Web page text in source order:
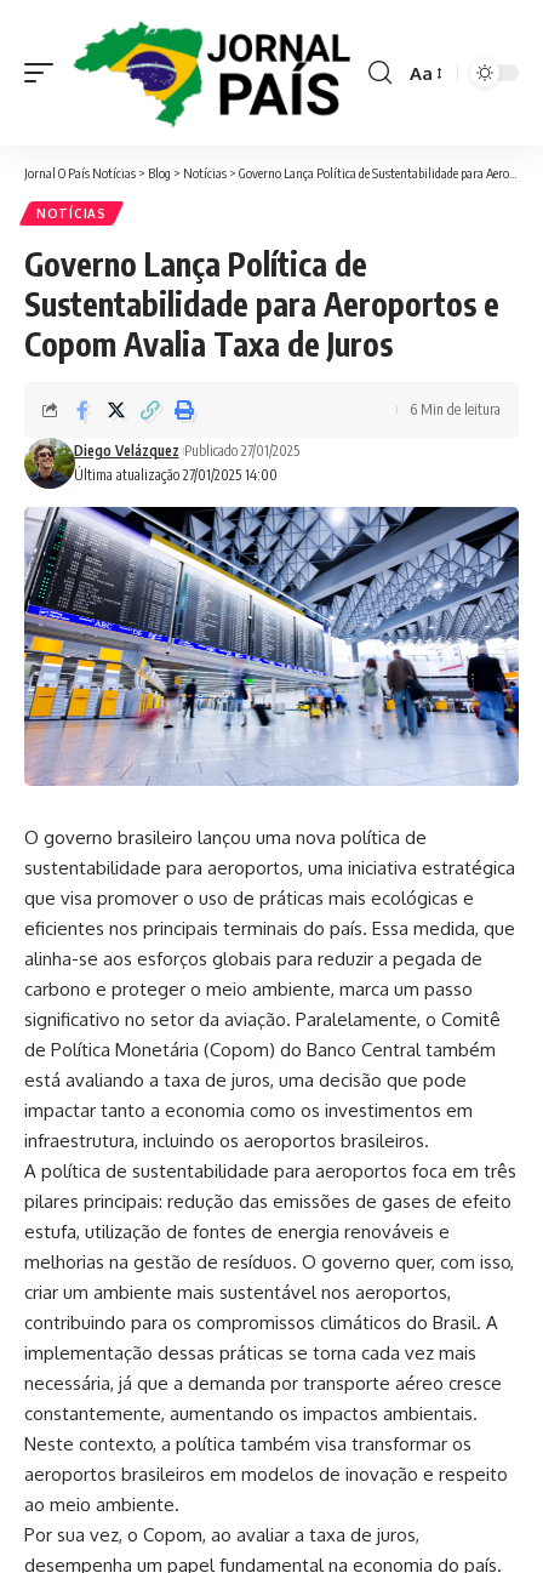
Font
Aa
Jornal O País Notícias > Blog > Notícias > Governo Lança Política de Sustentabilidade para Aeroportos e Copom Avalia Taxa de Juros
NOTÍCIAS
Governo Lança Política de
Sustentabilidade para Aeroportos e
Copom Avalia Taxa de Juros
Última atualização 27/01/2025 14:00
Diego Velázquez Publicado 27/01/2025
6 Min de leitura
O governo brasileiro lançou uma nova política de
sustentabilidade para aeroportos, uma iniciativa estratégica
que visa promover o uso de práticas mais ecológicas e
eficientes nos principais terminais do país. Essa medida, que
alinha-se aos esforços globais para reduzir a pegada de
carbono e proteger o meio ambiente, marca um passo
significativo no setor da aviação. Paralelamente, o Comitê
de Política Monetária (Copom) do Banco Central também
está avaliando a taxa de juros, uma decisão que pode
impactar tanto a economia como os investimentos em
infraestrutura, incluindo os aeroportos brasileiros.
A política de sustentabilidade para aeroportos foca em três
pilares principais: redução das emissões de gases de efeito
estufa, utilização de fontes de energia renováveis e
melhorias na gestão de resíduos. O governo quer, com isso,
criar um ambiente mais sustentável nos aeroportos,
contribuindo para os compromissos climáticos do Brasil. A
implementação dessas práticas se torna cada vez mais
necessária, já que a demanda por transporte aéreo cresce
constantemente, aumentando os impactos ambientais.
Neste contexto, a política também visa transformar os
aeroportos brasileiros em modelos de inovação e respeito
ao meio ambiente.
Por sua vez, o Copom, ao avaliar a taxa de juros,
desempenha um papel fundamental na economia do país.